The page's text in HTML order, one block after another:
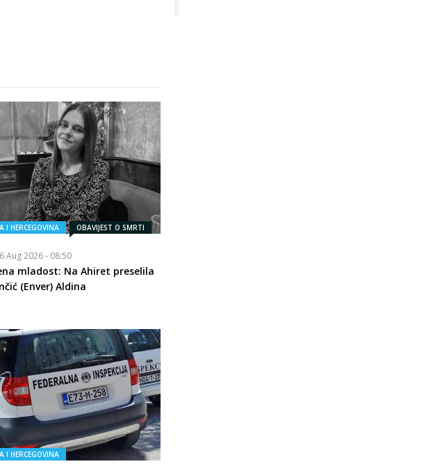
I HERCEGOVINA OBAVIJEST O SMRTI
Aug 2026 - 08:50
mladost: Na Ahiret preselila
(Enver) Aldina
I HERCEGOVINA